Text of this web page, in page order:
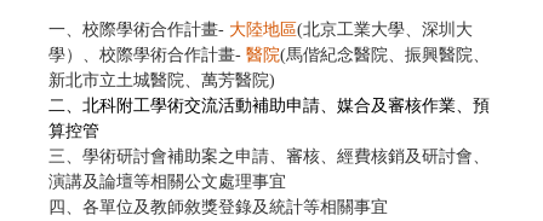
一、 校際學術合作計畫- 大陸地區(北京工業大學、深圳大
學）、 校際學術合作計畫- 醫院(馬偕紀念醫院、 振興醫院、
新北市立土城醫院、 萬芳醫院)
二、 北科附工學術交流活動補助申請、媒合及審核作業、預
算控管
三、學術研討會補助案之申請、審核、經費核銷及研討會、
演講及論壇等相關公文處理事宜
四、 各單位及教師敘獎登錄及統計等相關事宜